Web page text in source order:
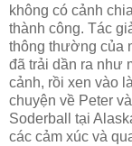
không có cảnh
thành công. Tác
thông thường của
đã trải dần ra như
cảnh, rồi xen vào
chuyện về Peter
Soderball tại
các cảm xúc và